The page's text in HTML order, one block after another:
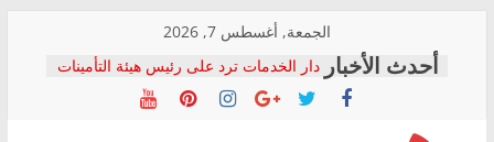
content
الجمعة, أغسطس 7, 2026
دار الخدمات ترد على رئيس هيئة التأمينات
بعد مؤتمره الصحفي: إنكار الأزمة لا ينهي
معاناة أصحاب المعاشات.. ونطالب بكشف